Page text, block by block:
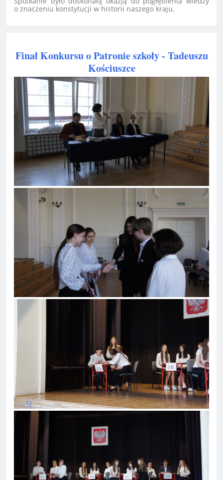
o znaczeniu konstytucji w historii naszego kraju.
Finał Konkursu o Patronie szkoły - Tadeuszu
Kościuszce